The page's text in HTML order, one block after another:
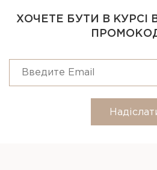
ХОЧЕТЕ БУТИ В КУРСІ